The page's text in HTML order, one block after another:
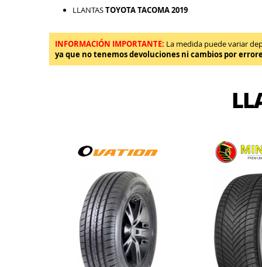
LLANTASTOYOTA TACOMA 2019
INFORMACIÓN IMPORTANTE: La medida puede variar
ya que no tenemos devoluciones ni cambios por